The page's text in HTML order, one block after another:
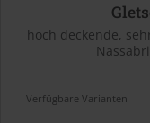
hoch deckende,
Verfügbare Varianten